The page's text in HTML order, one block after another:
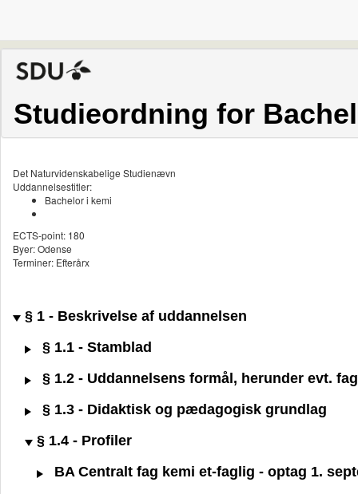
Studieordning for
Det Naturvidenskabelige Studienævn
Uddannelsestitler:
Bachelor i kemi
ECTS-point: 180
Byer: Odense
Terminer: Efterårx
§ 1 - Beskrivelse af uddannelsen
§ 1.1 - Stamblad
§ 1.2 - Uddannelsens formål, herunder evt.
§ 1.3 - Didaktisk og pædagogisk grundlag
§ 1.4 - Profiler
BA Centralt fag kemi et-faglig - optag 1.